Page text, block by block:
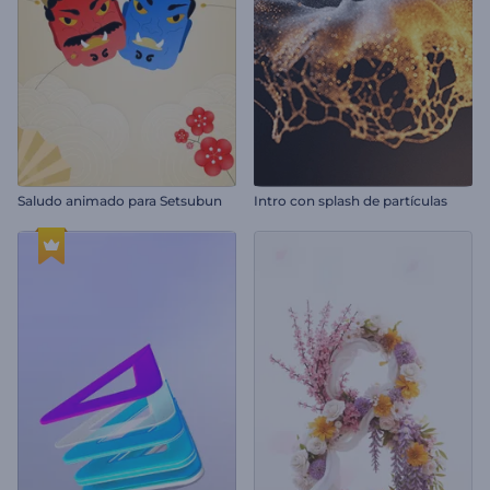
Saludo animado para Setsubun Intro con splash de partículas